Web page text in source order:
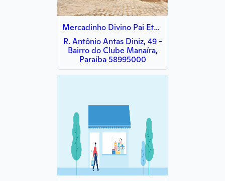
Mercadinho Divino Pai Eterno
R. Antônio Antas Diniz, 49 -
Bairro do Clube Manaíra,
Paraíba 58995000